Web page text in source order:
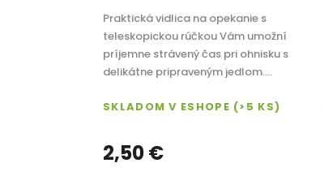
Praktická vidlica na opekanie s
teleskopickou rúčkou Vám umožní
príjemne strávený čas pri ohnisku s
delikátne pripraveným jedlom....
SKLADOM V ESHOPE (>5 KS)
2,50 €